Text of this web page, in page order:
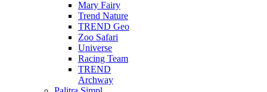
Mary Fairy
Trend Nature
TREND Geo
Zoo Safari
Universe
Racing Team
TREND
Archway